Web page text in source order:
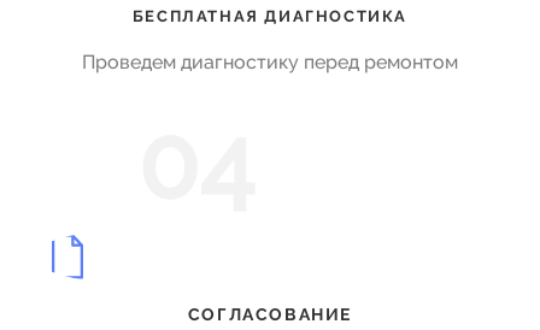
БЕСПЛАТНАЯ ДИАГНОСТИКА
Проведем диагностику перед ремонтом
СОГЛАСОВАНИЕ